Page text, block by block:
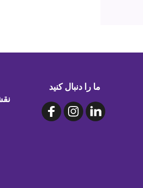
ما را دنبال کنید